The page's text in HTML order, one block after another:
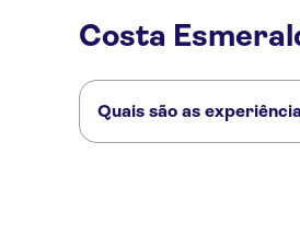
Costa
Quais são as